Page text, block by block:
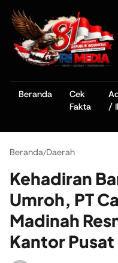
Beranda
Cek
Fakta
/
Beranda/Daerah
Kehadiran
Umroh, PT
Madinah
Kantor